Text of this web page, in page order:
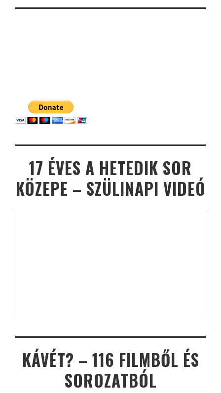
17 ÉVES A HETEDIK SOR
KÖZEPE – SZÜLINAPI VIDEÓ
KÁVÉT? – 116 FILMBŐL ÉS
SOROZATBÓL